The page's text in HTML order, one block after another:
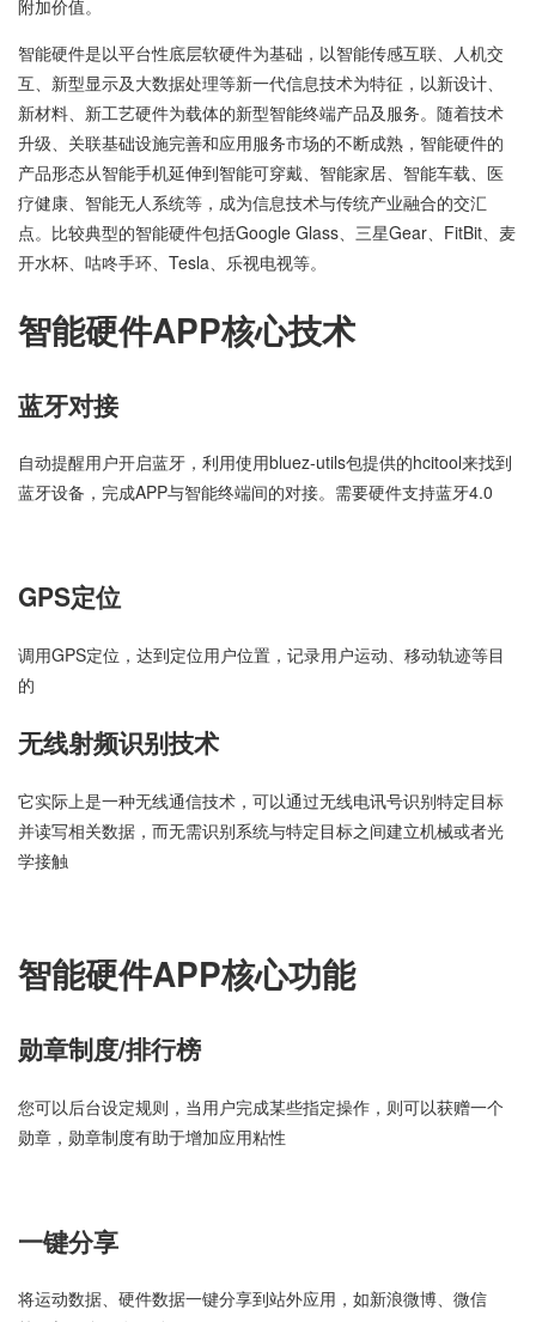
附加价值。
智能硬件是以平台性底层软硬件为基础，以智能传感互联、人机交
互、新型显示及大数据处理等新一代信息技术为特征，以新设计、
新材料、新工艺硬件为载体的新型智能终端产品及服务。随着技术
升级、关联基础设施完善和应用服务市场的不断成熟，智能硬件的
产品形态从智能手机延伸到智能可穿戴、智能家居、智能车载、医
疗健康、智能无人系统等，成为信息技术与传统产业融合的交汇
点。比较典型的智能硬件包括Google Glass、三星Gear、FitBit、麦
开水杯、咕咚手环、Tesla、乐视电视等。
智能硬件APP核心技术
蓝牙对接
自动提醒用户开启蓝牙，利用使用bluez-utils包提供的hcitool来找到
蓝牙设备，完成APP与智能终端间的对接。需要硬件支持蓝牙4.0
GPS定位
调用GPS定位，达到定位用户位置，记录用户运动、移动轨迹等目
的
无线射频识别技术
它实际上是一种无线通信技术，可以通过无线电讯号识别特定目标
并读写相关数据，而无需识别系统与特定目标之间建立机械或者光
学接触
智能硬件APP核心功能
勋章制度/排行榜
您可以后台设定规则，当用户完成某些指定操作，则可以获赠一个
勋章，勋章制度有助于增加应用粘性
一键分享
将运动数据、硬件数据一键分享到站外应用，如新浪微博、微信